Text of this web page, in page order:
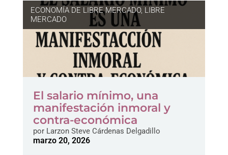
ECONOMÍA DE LIBRE MERCADO, LIBRE
MERCADO
El salario mínimo, una
manifestación inmoral y
contra-económica
porLarzon Steve Cárdenas Delgadillo
marzo 20, 2026